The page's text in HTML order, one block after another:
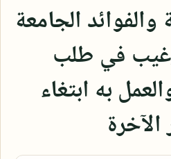
والفوائد الجامعة
في طلب
به ابتغاء